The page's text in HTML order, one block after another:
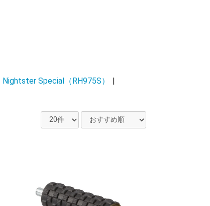
Nightster Special（RH975S）
|